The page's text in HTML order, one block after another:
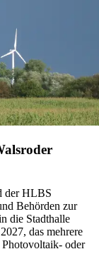
der HLBS
Behörden zur
die Stadthalle
das mehrere
oder